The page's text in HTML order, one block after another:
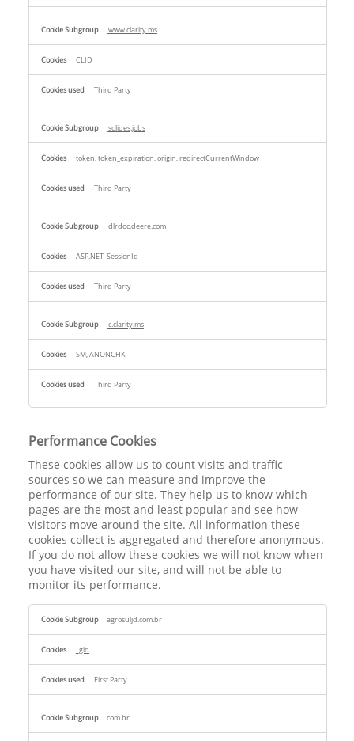
www.clarity.ms
CLID
Third Party
solides.jobs
token, token_expiration, origin, redirectCurrentWindow
Third Party
dlrdoc.deere.com
ASP.NET_SessionId
Third Party
c.clarity.ms
SM, ANONCHK
Third Party
Performance Cookies
These cookies allow us to count visits and traffic
sources so we can measure and improve the
performance of our site. They help us to know which
pages are the most and least popular and see how
visitors move around the site. All information these
cookies collect is aggregated and therefore anonymous.
If you do not allow these cookies we will not know when
you have visited our site, and will not be able to
monitor its performance.
Performance
Cookies
agrosuljd.com.br
_gid
First Party
com.br